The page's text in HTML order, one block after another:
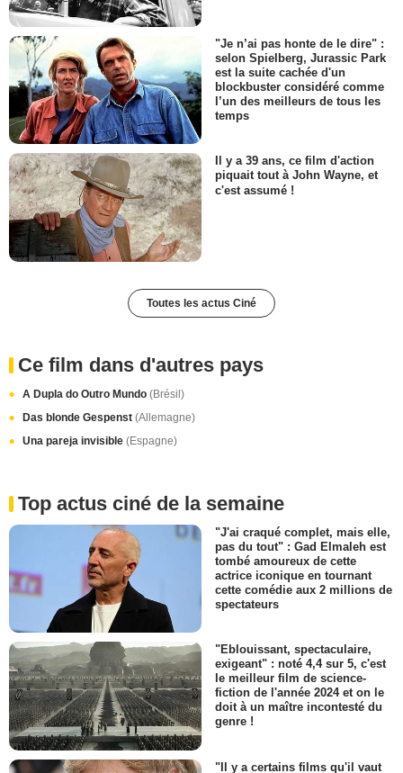
"Je n’ai pas honte de le dire" :
selon Spielberg, Jurassic Park
est la suite cachée d'un
blockbuster considéré comme
l’un des meilleurs de tous les
temps
Il y a 39 ans, ce film d'action
piquait tout à John Wayne, et
c'est assumé !
Toutes les actus Ciné
Ce film dans d'autres pays
A Dupla do Outro Mundo (Brésil)
Das blonde Gespenst (Allemagne)
Una pareja invisible (Espagne)
Top actus ciné de la semaine
"J'ai craqué complet, mais elle,
pas du tout" : Gad Elmaleh est
tombé amoureux de cette
actrice iconique en tournant
cette comédie aux 2 millions de
spectateurs
"Eblouissant, spectaculaire,
exigeant" : noté 4,4 sur 5, c'est
le meilleur film de science-
fiction de l'année 2024 et on le
doit à un maître incontesté du
genre !
"Il y a certains films qu'il vaut